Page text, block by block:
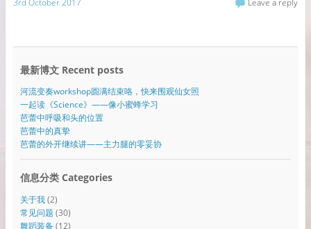
3rd October 2017 Leave a reply
最新博文 Recent posts
河流变奏workshop圆满结束咯，快来围观仙女照
一起读《Science》——像小蜜蜂学习
芭蕾中呼吸和头的位置
芭蕾中的真挚
芭蕾的外开继续讲——主力腿的零妥协
信息分类 Categories
关于我(2)
常见问题 (30)
舞蹈装备(12)